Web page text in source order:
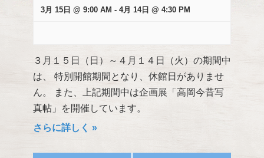
ゲ
ン
を
表
示
3月 15日 @ 9:00 AM - 4月 14日 @ 4:30 PM
３月１５日（日）～４月１４日（火）の期間中
は、 特別開館期間となり、休館日がありませ
ん。 また、上記期間中は企画展「高岡今昔写
真帖」を開催しています。
さらに詳しく »